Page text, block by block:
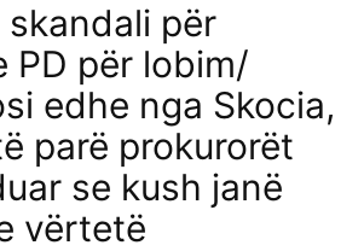
për
PD për lobim/
edhe nga Skocia,
parë prokurorët
se kush janë
vërtetë